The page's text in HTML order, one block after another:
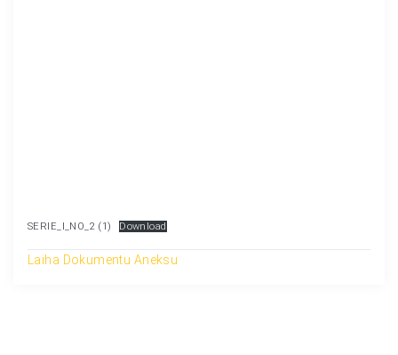
SERIE_I_NO_2 (1) Download
Laiha Dokumentu Aneksu